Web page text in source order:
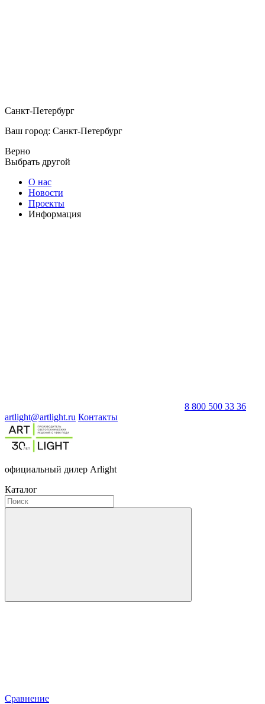
Санкт-Петербург
Ваш город: Санкт-Петербург
Верно
Выбрать другой
О нас
Новости
Проекты
Информация
8 800 500 33 36
artlight@artlight.ru Контакты
официальный дилер Arlight
Каталог
Сравнение